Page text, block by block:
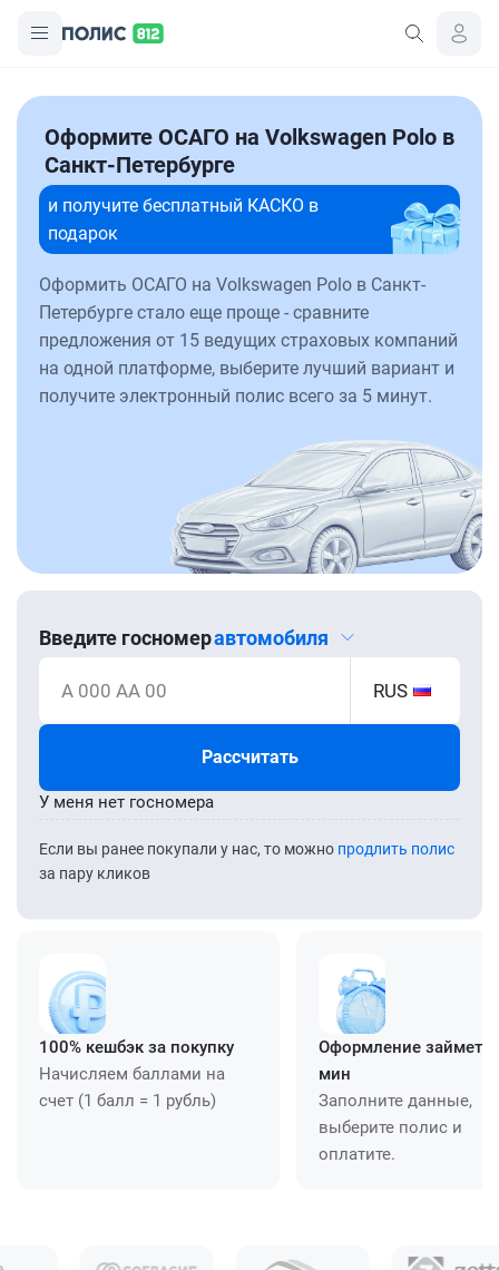
Оформите ОСАГО на Volkswagen Polo в
Санкт-Петербурге
и получите бесплатный КАСКО в
подарок
Оформить ОСАГО на Volkswagen Polo в Санкт-
Петербурге стало еще проще - сравните
предложения от 15 ведущих страховых компаний
на одной платформе, выберите лучший вариант и
получите электронный полис всего за 5 минут.
Введите госномеравтомобиля
А 000 АА 00 RUS
Рассчитать
Если вы ранее покупали у нас, то можно продлить полис
за пару кликов
У меня нет госномера
100% кешбэк за покупку
Начисляем баллами на
счет (1 балл = 1 рубль)
Оформление займет
мин
Заполните данные,
выберите полис и
оплатите.